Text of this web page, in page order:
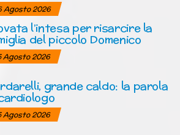
Agosto 2026
l’intesa per risarcire la
del piccolo Domenico
Agosto 2026
grande caldo: la parola
Agosto 2026